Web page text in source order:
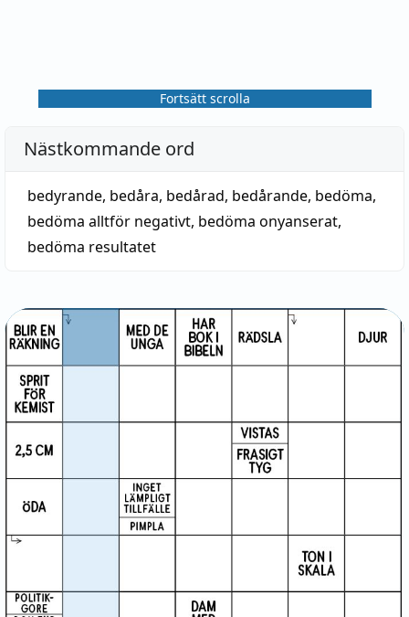
Fortsätt scrolla
Nästkommande ord
bedyrande, bedåra, bedårad, bedårande, bedöma,
bedöma alltför negativt, bedöma onyanserat,
bedöma resultatet